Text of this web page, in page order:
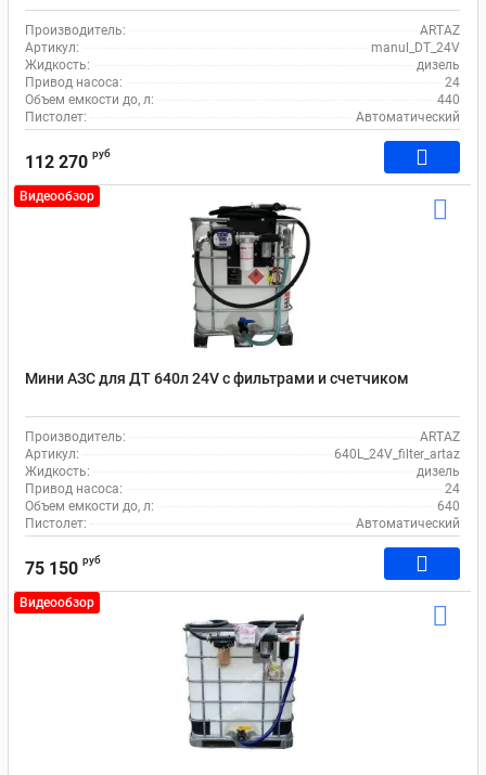
Производитель:
ARTAZ
Артикул:
manul_DT_24V
Жидкость:
дизель
Привод насоса:
24
Объем емкости до, л:
440
Пистолет:
Автоматический
112 270 руб
Видеообзор
Мини АЗС для ДТ 640л 24V с фильтрами и счетчиком
Производитель:
ARTAZ
Артикул:
640L_24V_filter_artaz
Жидкость:
дизель
Привод насоса:
24
Объем емкости до, л:
640
Пистолет:
Автоматический
75 150 руб
Видеообзор